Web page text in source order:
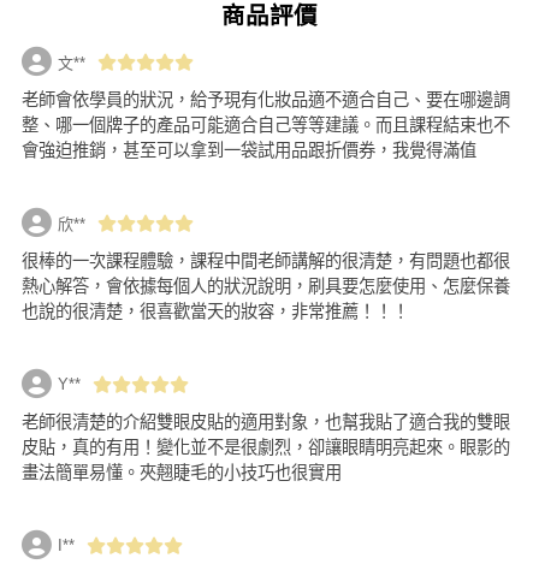
商品評價
文**
老師會依學員的狀況，給予現有化妝品適不適合自己、要在哪邊調
整、哪一個牌子的產品可能適合自己等等建議。而且課程結束也不
會強迫推銷，甚至可以拿到一袋試用品跟折價券，我覺得滿值
欣**
很棒的一次課程體驗，課程中間老師講解的很清楚，有問題也都很
熱心解答，會依據每個人的狀況說明，刷具要怎麼使用、怎麼保養
也說的很清楚，很喜歡當天的妝容，非常推薦！！！
Y**
老師很清楚的介紹雙眼皮貼的適用對象，也幫我貼了適合我的雙眼
皮貼，真的有用！變化並不是很劇烈，卻讓眼睛明亮起來。眼影的
畫法簡單易懂。夾翹睫毛的小技巧也很實用
I**